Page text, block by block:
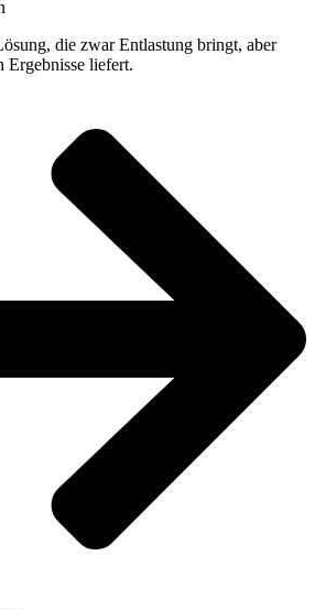
die zwar Entlastung bringt, aber
Ergebnisse liefert.